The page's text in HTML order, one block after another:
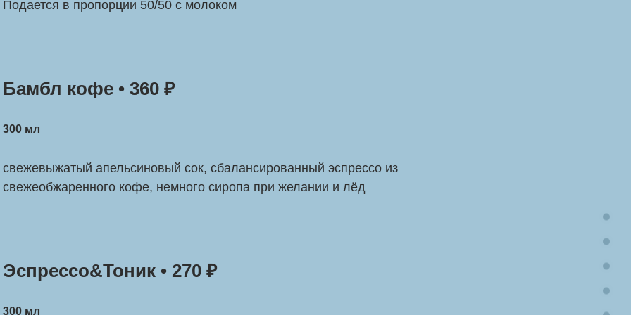
Подается в пропорции 50/50 с молоком
Бамбл кофе • 360 ₽
300 мл
свежевыжатый апельсиновый сок, сбалансированный эспрессо из
свежеобжаренного кофе, немного сиропа при желании и лёд
Эспрессо&Тоник • 270 ₽
300 мл